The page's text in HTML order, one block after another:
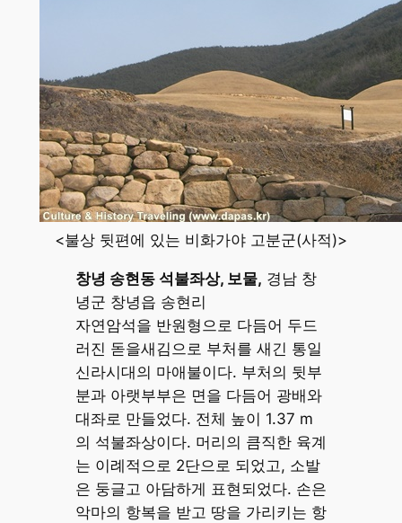
<불상 뒷편에 있는 비화가야 고분군(사적)>
창녕 송현동 석불좌상, 보물, 경남 창
녕군 창녕읍 송현리
자연암석을 반원형으로 다듬어 두드
러진 돋을새김으로 부처를 새긴 통일
신라시대의 마애불이다. 부처의 뒷부
분과 아랫부부은 면을 다듬어 광배와
대좌로 만들었다. 전체 높이 1.37 m
의 석불좌상이다. 머리의 큼직한 육계
는 이례적으로 2단으로 되었고, 소발
은 둥글고 아담하게 표현되었다. 손은
악마의 항복을 받고 땅을 가리키는 항